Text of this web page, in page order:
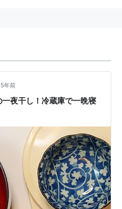
5年前
一夜干し！冷蔵庫で一晩寝